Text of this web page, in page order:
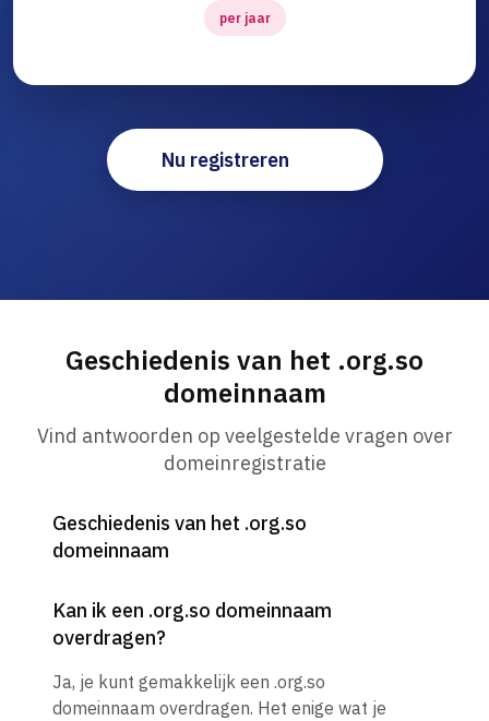
per jaar
Nu registreren
Geschiedenis van het .org.so
domeinnaam
Vind antwoorden op veelgestelde vragen over
domeinregistratie
Geschiedenis van het .org.so
domeinnaam
Kan ik een .org.so domeinnaam
overdragen?
Ja, je kunt gemakkelijk een .org.so
domeinnaam overdragen. Het enige wat je